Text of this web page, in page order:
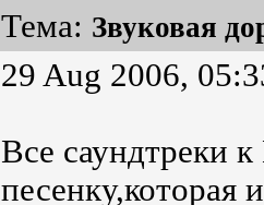
Тема: Звуковая
29 Aug 2006,
Все саундтреки
песенку,которая